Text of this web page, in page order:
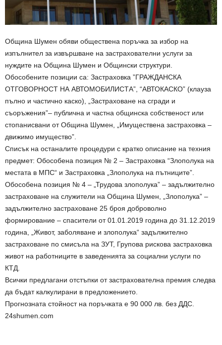
Община Шумен обяви обществена поръчка за избор на
изпълнител за извършване на застрахователни услуги за
нуждите на Община Шумен и Общински структури.
Обособенитe позиции са: Застраховка ”ГРАЖДАНСКА
ОТГОВОРНОСТ НА АВТОМОБИЛИСТА”, “АВТОКАСКО” (клауза
пълно и частично каско), „Застраховане на сгради и
съоръжения”– публична и частна общинска собственост или
стопанисвани от Община Шумен, „Имуществена застраховка –
движимо имущество”.
Списък на останалите процедури с кратко описание на техния
предмет: Обособена позиция № 2 – Застраховка “Злополука на
местата в МПС“ и Застраховка „Злополука на пътниците”.
Обособена позиция № 4 – „Трудова злополука” – задължително
застраховане на служители на Община Шумен, „Злополука” –
задължително застраховане 25 броя доброволно
формирование – спасители от 01.01.2019 година до 31.12.2019
година, „Живот, заболяване и злополука“ задължително
застраховане по смисъла на ЗУТ, Групова рискова застраховка
живот на работниците в заведенията за социални услуги по
КТД.
Всички предлагани отстъпки от застрахователна премия следва
да бъдат калкулирани в предложението.
Прогнозната стойност на поръчката е 90 000 лв. без ДДС.
24shumen.com